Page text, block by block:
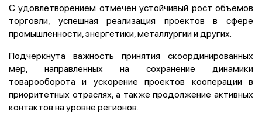
С удовлетворением отмечен устойчивый рост объемов
торговли, успешная реализация проектов в сфере
промышленности, энергетики, металлургии и других.
Подчеркнута важность принятия скоординированных
мер, направленных на сохранение динамики
товарооборота и ускорение проектов кооперации в
приоритетных отраслях, а также продолжение активных
контактов на уровне регионов.